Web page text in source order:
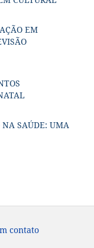
EM
SAÚDE: UMA
contato